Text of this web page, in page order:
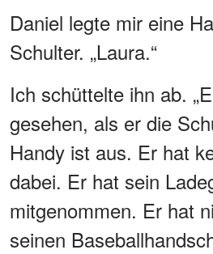
Daniel legte mir eine
Schulter. „Laura.“
Ich schüttelte ihn ab.
gesehen, als er die
Handy ist aus. Er hat
dabei. Er hat sein
mitgenommen. Er hat
seinen